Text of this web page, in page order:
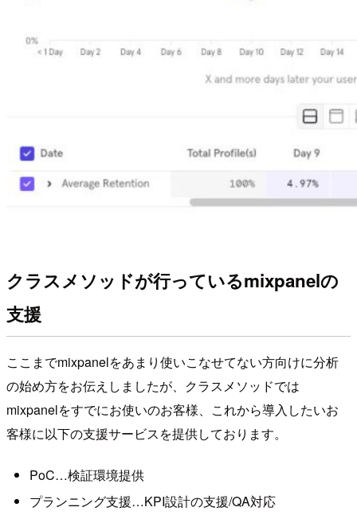
クラスメソッドが行っているmixpanelの
支援
ここまでmixpanelをあまり使いこなせてない方向けに分析
の始め方をお伝えしましたが、クラスメソッドでは
mixpanelをすでにお使いのお客様、これから導入したいお
客様に以下の支援サービスを提供しております。
PoC…検証環境提供
プランニング支援…KPI設計の支援/QA対応